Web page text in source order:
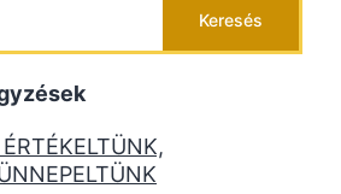
Keresés